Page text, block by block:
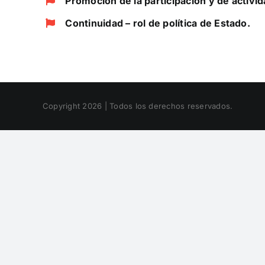
Continuidad – rol de política de Estado.
Copyright 2026 | Todos los derechos reservados.